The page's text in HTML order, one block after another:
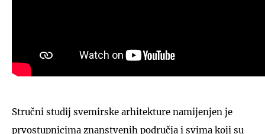
Stručni studij svemirske arhitekture namijenjen je
prvostupnicima znanstvenih područja i svima koji su